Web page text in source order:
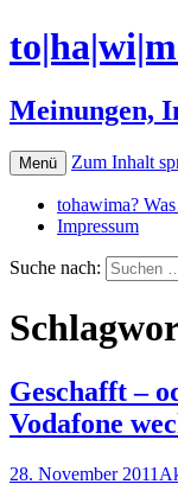
Meinungen,
Menü Zum Inhalt
tohawima? Was
Impressum
Suche nach:
Geschafft –
Vodafone
28. November 2011